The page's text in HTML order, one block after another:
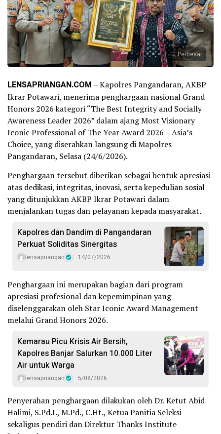
Perbesar
LENSAPRIANGAN.COM – Kapolres Pangandaran, AKBP
Ikrar Potawari, menerima penghargaan nasional Grand
Honors 2026 kategori “The Best Integrity and Socially
Awareness Leader 2026” dalam ajang Most Visionary
Iconic Professional of The Year Award 2026 – Asia’s
Choice, yang diserahkan langsung di Mapolres
Pangandaran, Selasa (24/6/2026).
Penghargaan tersebut diberikan sebagai bentuk apresiasi
atas dedikasi, integritas, inovasi, serta kepedulian sosial
yang ditunjukkan AKBP Ikrar Potawari dalam
menjalankan tugas dan pelayanan kepada masyarakat.
Kapolres dan Dandim di Pangandaran
Perkuat Soliditas Sinergitas
lensapriangan 14/07/2026
Penghargaan ini merupakan bagian dari program
apresiasi profesional dan kepemimpinan yang
diselenggarakan oleh Star Iconic Award Management
melalui Grand Honors 2026.
Kemarau Picu Krisis Air Bersih,
Kapolres Banjar Salurkan 10.000 Liter
Air untuk Warga
lensapriangan 5/08/2026
Penyerahan penghargaan dilakukan oleh Dr. Ketut Abid
Halimi, S.Pd.I., M.Pd., C.Ht., Ketua Panitia Seleksi
sekaligus pendiri dan Direktur Thanks Institute